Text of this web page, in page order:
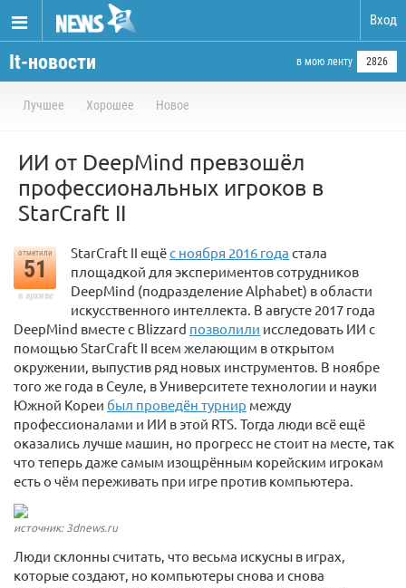
Вход
It-новости в мою ленту 2826
Лучшее Хорошее Новое
ИИ от DeepMind превзошёл
профессиональных игроков в
StarCraft II
отметили
51
в архиве
StarCraft II ещёс ноября 2016 года стала
площадкой для экспериментов сотрудников
DeepMind (подразделение Alphabet) в области
искусственного интеллекта. В августе 2017 года
DeepMind вместе с Blizzard позволили исследовать ИИ с
помощью StarCraft II всем желающим в открытом
окружении, выпустив ряд новых инструментов. В ноябре
того же года в Сеуле, в Университете технологии и науки
Южной Кореи был проведён турнир между
профессионалами и ИИ в этой RTS. Тогда люди всё ещё
оказались лучше машин, но прогресс не стоит на месте, так
что теперь даже самым изощрённым корейским игрокам
есть о чём переживать при игре против компьютера.
источник: 3dnews.ru
Люди склонны считать, что весьма искусны в играх,
которые создают, но компьютеры снова и снова